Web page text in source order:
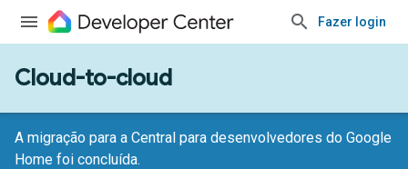
Fazer login
Cloud-to-cloud
A migração para a Central para desenvolvedores do Google
Home foi concluída.